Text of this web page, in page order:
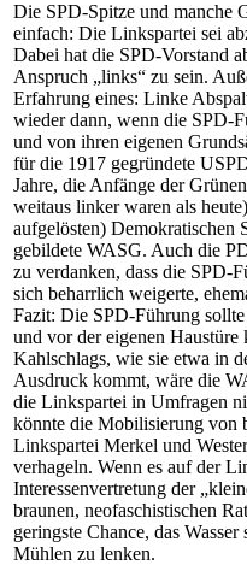
Die SPD-Spitze und manche
einfach: Die Linkspartei sei
Dabei hat die SPD-Vorstand
Anspruch „links“ zu sein.
Erfahrung eines: Linke
wieder dann, wenn die SPD-
und von ihren eigenen
für die 1917 gegründete
Jahre, die Anfänge der
weitaus linker waren als
aufgelösten) Demokratischen
gebildete WASG. Auch die
zu verdanken, dass die SPD-
sich beharrlich weigerte,
Fazit: Die SPD-Führung
und vor der eigenen
Kahlschlags, wie sie etwa in
Ausdruck kommt, wäre die
die Linkspartei in Umfragen
könnte die Mobilisierung von
Linkspartei Merkel und
verhageln. Wenn es auf der
Interessenvertretung der
braunen, neofaschistischen
geringste Chance, das
Mühlen zu lenken.